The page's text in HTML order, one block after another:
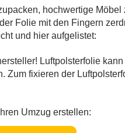
hochwertige Möbel
Folie mit den Fingern
und hier aufgelistet:
Luftpolsterfolie
Zum fixieren der
Umzug erstellen: